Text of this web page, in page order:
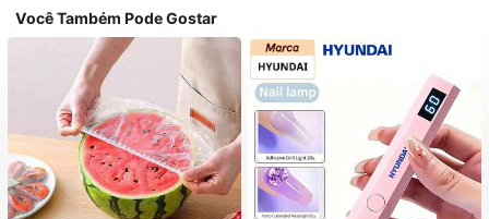
Você Também Pode Gostar